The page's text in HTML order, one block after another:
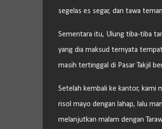
segelas es segar, dan tawa
Sementara itu, Ulung tiba-tiba
yang dia maksud ternyata
masih tertinggal di Pasar Takjil
Setelah kembali ke kantor, kami
risol mayo dengan lahap, lalu
melanjutkan malam dengan